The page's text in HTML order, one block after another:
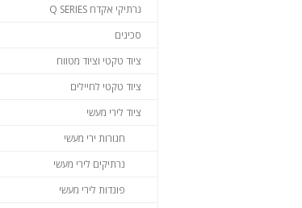
נרתיקי אקדח Q SERIES
סכינים
ציוד טקטי וציוד מטווח
ציוד טקטי לחיילים
ציוד לירי מעשי
חגורות ירי מעשי
נרתיקים לירי מעשי
פונדות לירי מעשי